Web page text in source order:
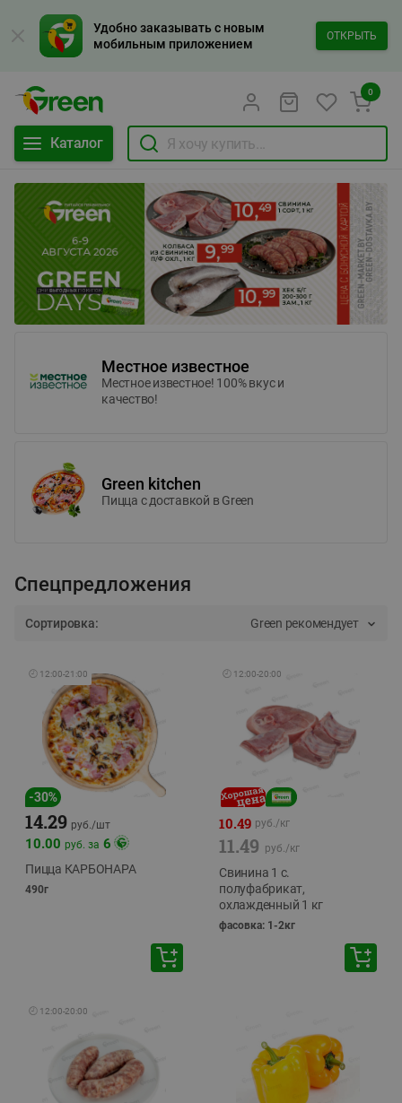
Удобно заказывать с новым
мобильным приложением
ОТКРЫТЬ
Каталог
0
Местное известное
Местное известное! 100% вкус и
качество!
Green kitchen
Пицца c доставкой в Green
Спецпредложения
Сортировка: Green рекомендует
🕘 12:00-21:00
-30%
14.29 руб./шт
10.00 руб. за 6
Пицца КАРБОНАРА
490г
🕘 12:00-20:00
10.49 руб./кг
11.49 руб./кг
Свинина 1 с.
полуфабрикат,
охлажденный 1 кг
фасовка: 1-2кг
🕘 12:00-20:00